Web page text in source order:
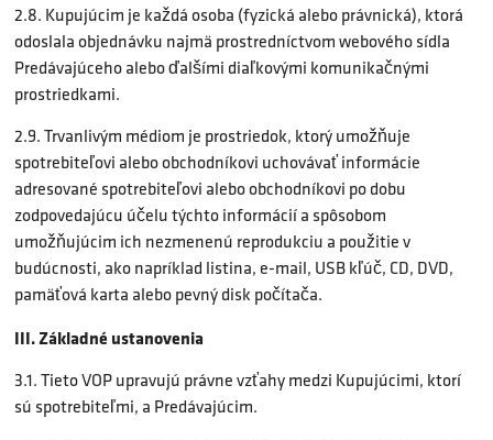
2.8. Kupujúcim je každá osoba (fyzická alebo právnická), ktorá
odoslala objednávku najmä prostredníctvom webového sídla
Predávajúceho alebo ďalšími diaľkovými komunikačnými
prostriedkami.
2.9. Trvanlivým médiom je prostriedok, ktorý umožňuje
spotrebiteľovi alebo obchodníkovi uchovávať informácie
adresované spotrebiteľovi alebo obchodníkovi po dobu
zodpovedajúcu účelu týchto informácií a spôsobom
umožňujúcim ich nezmenenú reprodukciu a použitie v
budúcnosti, ako napríklad listina, e-mail, USB kľúč, CD, DVD,
pamäťová karta alebo pevný disk počítača.
III. Základné ustanovenia
3.1. Tieto VOP upravujú právne vzťahy medzi Kupujúcimi, ktorí
sú spotrebiteľmi, a Predávajúcim.